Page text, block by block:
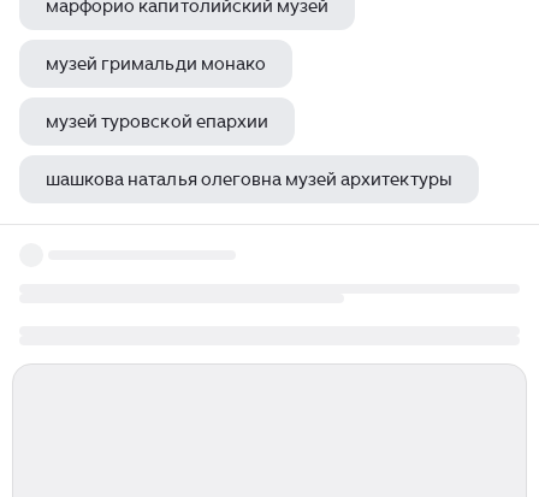
марфорио капитолийский музей
музей гримальди монако
музей туровской епархии
шашкова наталья олеговна музей архитектуры